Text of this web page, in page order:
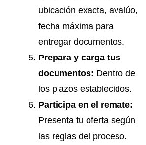
ubicación exacta, avalúo,
fecha máxima para
entregar documentos.
Prepara y carga tus
documentos: Dentro de
los plazos establecidos.
Participa en el remate:
Presenta tu oferta según
las reglas del proceso.